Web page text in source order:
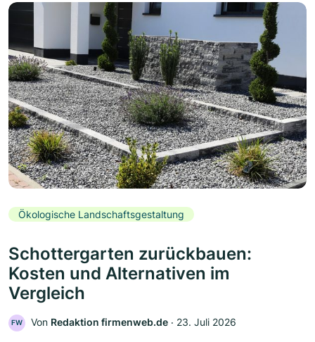
Ökologische Landschaftsgestaltung
Schottergarten zurückbauen:
Kosten und Alternativen im
Vergleich
FW Von Redaktion firmenweb.de ‧ 23. Juli 2026